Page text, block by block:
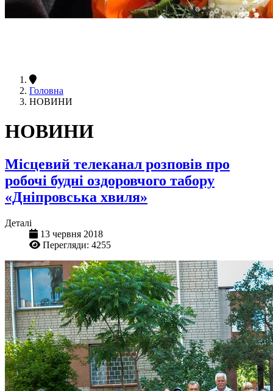
Головна
НОВИНИ
НОВИНИ
Місцевий телеканал розповів про
робочі будні оздоровчого табору
«Дніпровська хвиля»
Деталі
13 червня 2018
Перегляди: 4255